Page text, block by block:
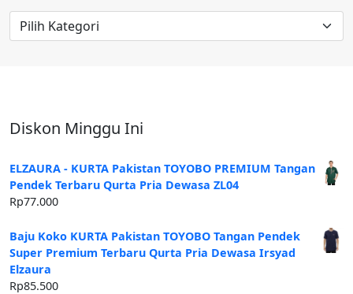
Kategori
Artikel
Diskon Minggu Ini
ELZAURA - KURTA Pakistan TOYOBO PREMIUM Tangan
Pendek Terbaru Qurta Pria Dewasa ZL04
Rp77.000
Baju Koko KURTA Pakistan TOYOBO Tangan Pendek
Super Premium Terbaru Qurta Pria Dewasa Irsyad
Elzaura
Rp85.500